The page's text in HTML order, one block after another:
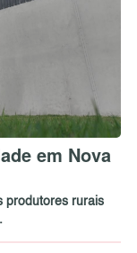
em Nova
produtores rurais